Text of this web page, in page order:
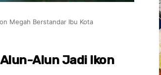
Megah Berstandar Ibu Kota
Alun Jadi Ikon